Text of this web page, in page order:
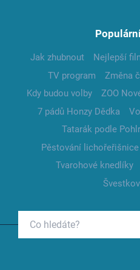
Jak zhubnout Nejlepší
TV program
Změna
Kdy budou volby
ZOO
7 pádů Honzy Dědka
Tatarák podle
Pěstování lichořeřišnice
Tvarohové knedlíky